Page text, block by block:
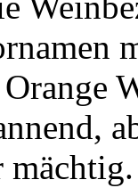
mächtig.